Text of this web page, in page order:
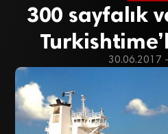
300 sayfalık
30.06.2017